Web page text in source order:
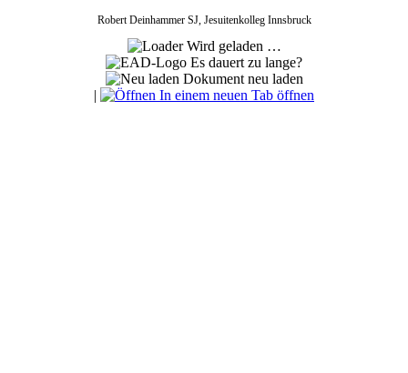
Robert Deinhammer SJ, Jesuitenkolleg Innsbruck
Wird geladen …
Es dauert zu lange?
Dokument neu laden
|
In einem neuen Tab öffnen